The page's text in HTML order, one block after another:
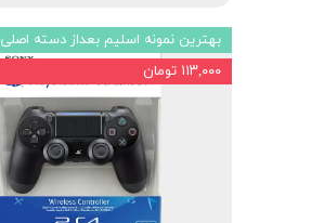
بهترین نمونه اسلیم بعداز دسته اصلی
۱۱۳,۰۰۰ تومان